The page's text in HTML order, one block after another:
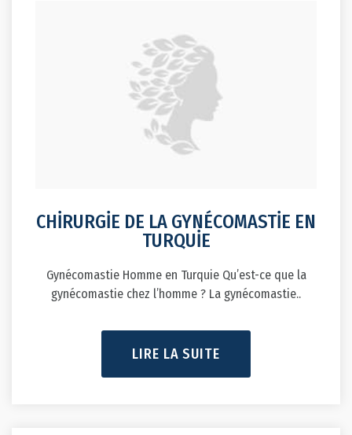
CHİRURGİE DE LA GYNÉCOMASTİE EN
TURQUİE
Gynécomastie Homme en Turquie Qu’est-ce que la
gynécomastie chez l’homme ? La gynécomastie..
LIRE LA SUITE